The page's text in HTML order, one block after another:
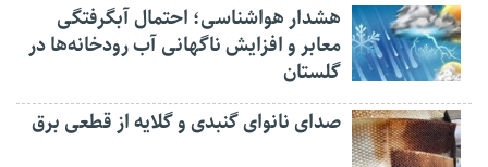
هشدار هواشناسی؛ احتمال آبگرفتگی
معابر و افزایش ناگهانی آب رودخانه‌ها در
گلستان
صدای نانوای گنبدی و گلایه از قطعی برق